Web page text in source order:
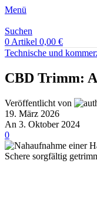
Menü
Suchen
0 Artikel 0,00 €
Technische und
CBD Trimm:
Veröffentlicht von
19. März 2026
An 3. Oktober 2024
0